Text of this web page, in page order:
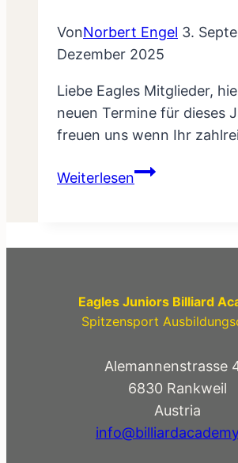
VonNorbert Engel 3.
Dezember 2025
Liebe Eagles Mitglieder,
neuen Termine für dieses
freuen uns wenn Ihr
WeiterlesenTermine
Eagles Juniors Billiard
Spitzensport
Alemannenstrasse
6830 Rankweil
Austria